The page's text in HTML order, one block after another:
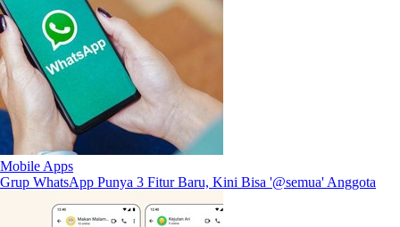
Mobile Apps
Grup WhatsApp Punya 3 Fitur Baru, Kini Bisa '@semua' Anggota